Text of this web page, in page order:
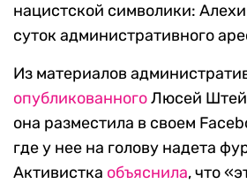
нацистской символики:
суток административного
Из материалов
опубликованногоЛюсей
она разместила в своем
где у нее на голову надета
Активистка объяснила, что